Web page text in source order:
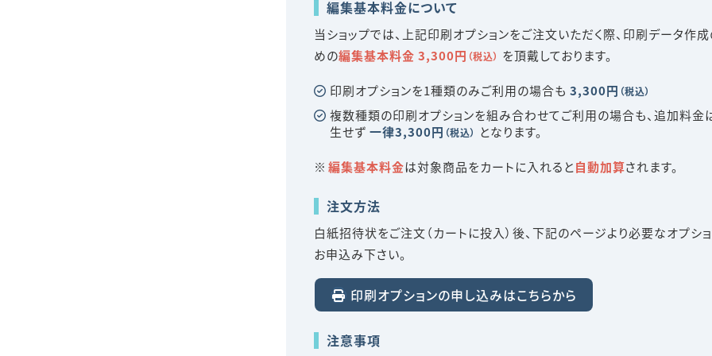
編集基本料金について
当ショップでは、上記印刷オプションをご注文いただく際、印刷データ作
めの編集基本料金 3,300円 （税込） を頂戴しております。
印刷オプションを1種類のみご利用の場合も 3,300円 （税込）
複数種類の印刷オプションを組み合わせてご利用の場合も、追加料金
生せず 一律3,300円 （税込） となります。
編集基本料金は対象商品をカートに入れると自動加算されます。
注文方法
白紙招待状をご注文（カートに投入）後、下記のページより必要なオプシ
お申込み下さい。
印刷オプションの申し込みはこちらから
注意事項